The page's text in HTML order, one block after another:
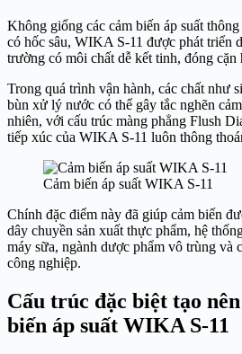
Không giống các cảm biến áp suất
có hốc sâu, WIKA S-11 được phát triển
trường có môi chất dễ kết tinh, đóng cặn
Trong quá trình vận hành, các chất như
bùn xử lý nước có thể gây tắc nghẽn
nhiên, với cấu trúc màng phẳng Flush
tiếp xúc của WIKA S-11 luôn thông
Cảm biến áp suất WIKA S-11
Chính đặc điểm này đã giúp cảm biến
dây chuyền sản xuất thực phẩm, hệ
máy sữa, ngành dược phẩm vô trùng và
công nghiệp.
Cấu trúc đặc biệt tạo
biến áp suất WIKA S-11